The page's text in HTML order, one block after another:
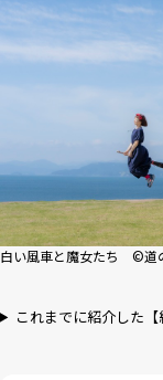
白い風車と魔女たち ©道
これまでに紹介した【